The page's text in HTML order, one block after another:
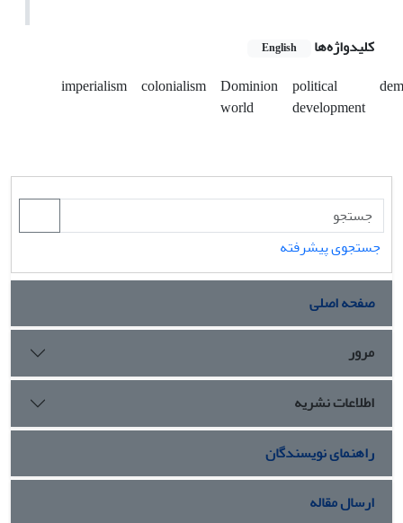
کلیدواژه‌ها English
imperialism colonialism Dominion
world
political
development
جستجوی پیشرفته
صفحه اصلی
مرور
اطلاعات نشریه
راهنمای نویسندگان
ارسال مقاله